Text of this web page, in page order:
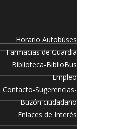
Horario Autobúses
Farmacias de Guardia
Biblioteca-BiblioBus
Empleo
Contacto-Sugerencias-
Buzón ciudadano
Enlaces de Interés